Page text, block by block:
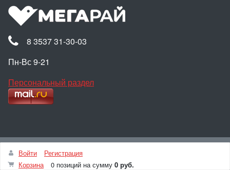
8 3537 31-30-03
Пн-Вс 9-21
Персональный раздел
© Интернет-магазин МЕГАРАЙ, 2025
Войти
Регистрация
Корзина
0 позиций на сумму 0 руб.